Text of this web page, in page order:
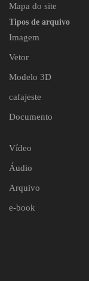
Mapa do site
Tipos de arquivo
Imagem
Vetor
Modelo 3D
cafajeste
Documento
Vídeo
Áudio
Arquivo
e-book